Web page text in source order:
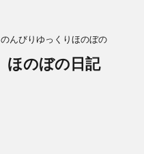
のんびりゆっくりほのぼの
ほのぼの日記